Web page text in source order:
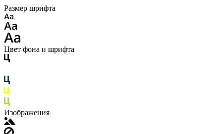
Размер шрифта
Цвет фона и шрифта
Изображения